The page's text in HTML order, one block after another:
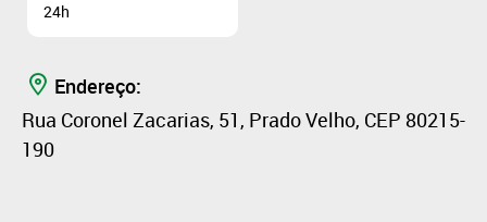
24h
Endereço:
Rua Coronel Zacarias, 51, Prado Velho, CEP 80215-
190